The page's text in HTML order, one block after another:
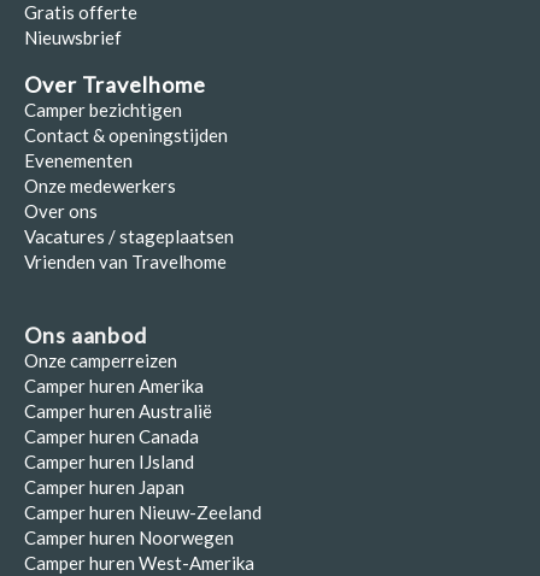
Gratis offerte
Nieuwsbrief
Over Travelhome
Camper bezichtigen
Contact & openingstijden
Evenementen
Onze medewerkers
Over ons
Vacatures / stageplaatsen
Vrienden van Travelhome
Ons aanbod
Onze camperreizen
Camper huren Amerika
Camper huren Australië
Camper huren Canada
Camper huren IJsland
Camper huren Japan
Camper huren Nieuw-Zeeland
Camper huren Noorwegen
Camper huren West-Amerika